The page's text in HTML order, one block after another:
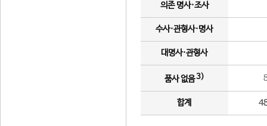
의존 명사·조사
수사·관형사·명사
대명사·관형사
품사 없음3)
합계